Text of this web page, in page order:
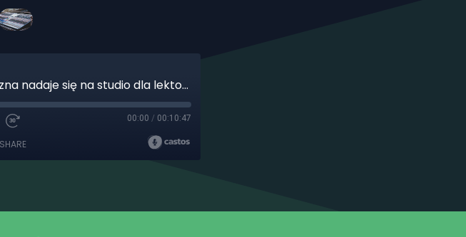
Czy pianka akustyczna nadaje się na studio dla lektora i podcastera_ część pierwsza
00:00 / 00:10:47
SHARE